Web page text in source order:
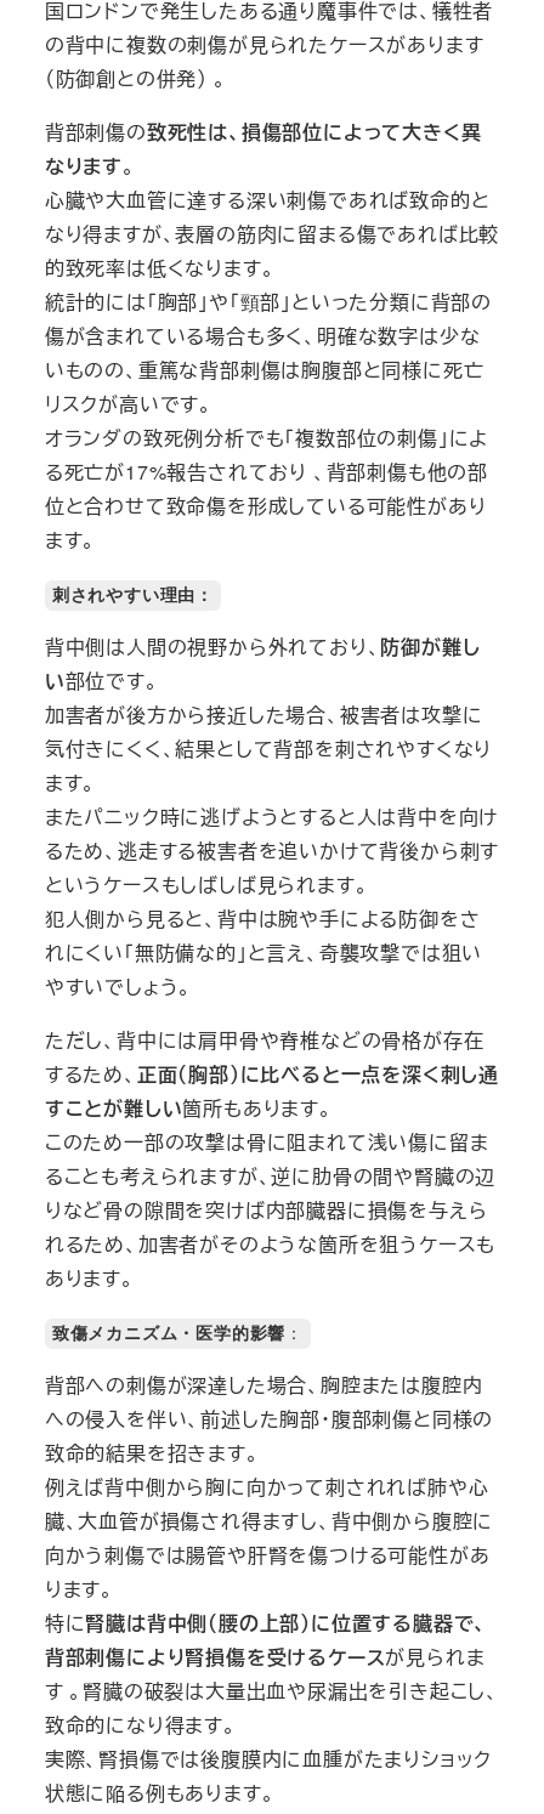
国ロンドンで発生したある通り魔事件では、犠牲者
の背中に複数の刺傷が見られたケースがあります
（防御創との併発） 。
背部刺傷の致死性は、損傷部位によって大きく異
なります。
心臓や大血管に達する深い刺傷であれば致命的と
なり得ますが、表層の筋肉に留まる傷であれば比較
的致死率は低くなります。
統計的には「胸部」や「頸部」といった分類に背部の
傷が含まれている場合も多く、明確な数字は少な
いものの、重篤な背部刺傷は胸腹部と同様に死亡
リスクが高いです。
オランダの致死例分析でも「複数部位の刺傷」によ
る死亡が17%報告されており 、背部刺傷も他の部
位と合わせて致命傷を形成している可能性があり
ます。
刺されやすい理由：
背中側は人間の視野から外れており、 防御が難し
い部位です。
加害者が後方から接近した場合、被害者は攻撃に
気付きにくく、結果として背部を刺されやすくなり
ます。
またパニック時に逃げようとすると人は背中を向け
るため、逃走する被害者を追いかけて背後から刺す
というケースもしばしば見られます。
犯人側から見ると、背中は腕や手による防御をさ
れにくい「無防備な的」と言え、奇襲攻撃では狙い
やすいでしょう。
ただし、背中には肩甲骨や脊椎などの骨格が存在
するため、 正面（胸部）に比べると一点を深く刺し通
すことが難しい箇所もあります。
このため一部の攻撃は骨に阻まれて浅い傷に留ま
ることも考えられますが、逆に肋骨の間や腎臓の辺
りなど骨の隙間を突けば内部臓器に損傷を与えら
れるため、加害者がそのような箇所を狙うケースも
あります。
致傷メカニズム・医学的影響 ：
背部への刺傷が深達した場合、胸腔または腹腔内
への侵入を伴い、前述した胸部・腹部刺傷と同様の
致命的結果を招きます。
例えば背中側から胸に向かって刺されれば肺や心
臓、大血管が損傷され得ますし、背中側から腹腔に
向かう刺傷では腸管や肝腎を傷つける可能性があ
ります。
特に腎臓は背中側（腰の上部）に位置する臓器で、
背部刺傷により腎損傷を受けるケースが見られま
す 。腎臓の破裂は大量出血や尿漏出を引き起こし、
致命的になり得ます。
実際、腎損傷では後腹膜内に血腫がたまりショック
状態に陥る例もあります。